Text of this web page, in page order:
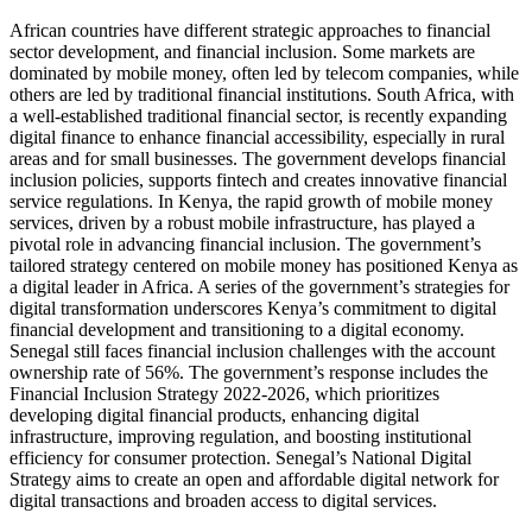
African countries have different strategic approaches to financial
sector development, and financial inclusion. Some markets are
dominated by mobile money, often led by telecom companies, while
others are led by traditional financial institutions. South Africa, with
a well-established traditional financial sector, is recently expanding
digital finance to enhance financial accessibility, especially in rural
areas and for small businesses. The government develops financial
inclusion policies, supports fintech and creates innovative financial
service regulations. In Kenya, the rapid growth of mobile money
services, driven by a robust mobile infrastructure, has played a
pivotal role in advancing financial inclusion. The government’s
tailored strategy centered on mobile money has positioned Kenya as
a digital leader in Africa. A series of the government’s strategies for
digital transformation underscores Kenya’s commitment to digital
financial development and transitioning to a digital economy.
Senegal still faces financial inclusion challenges with the account
ownership rate of 56%. The government’s response includes the
Financial Inclusion Strategy 2022-2026, which prioritizes
developing digital financial products, enhancing digital
infrastructure, improving regulation, and boosting institutional
efficiency for consumer protection. Senegal’s National Digital
Strategy aims to create an open and affordable digital network for
digital transactions and broaden access to digital services.